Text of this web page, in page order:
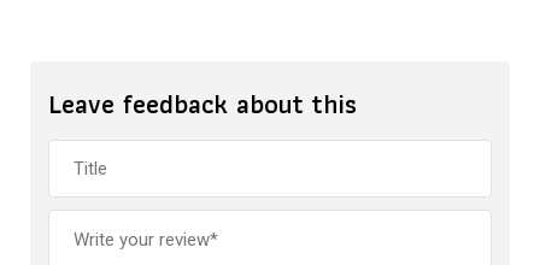
Leave feedback about this